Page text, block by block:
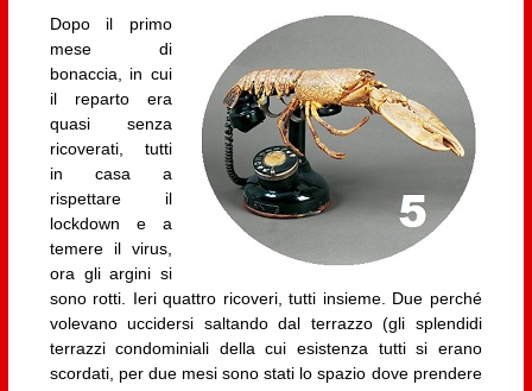
Dopo il primo
mese di
bonaccia, in cui
il reparto era
quasi senza
ricoverati, tutti
in casa a
rispettare il
lockdown e a
temere il virus,
ora gli argini si
sono rotti. Ieri quattro ricoveri, tutti insieme. Due perché
volevano uccidersi saltando dal terrazzo (gli splendidi
terrazzi condominiali della cui esistenza tutti si erano
scordati, per due mesi sono stati lo spazio dove prendere